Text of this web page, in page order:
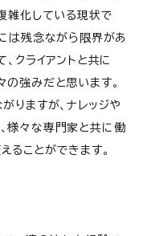
雑化している現状で
は残念ながら限界があ
クライアントと共に
の強みだと思います。
りますが、ナレッジや
様々な専門家と共に働
ることができます。